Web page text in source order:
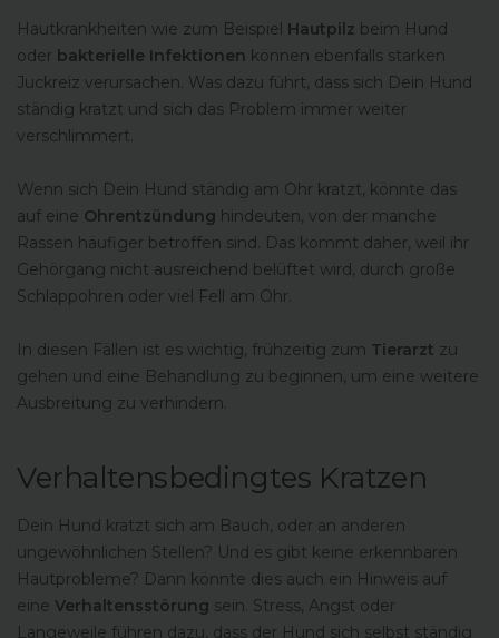
Hautkrankheiten wie zum Beispiel Hautpilz beim Hund
oder bakterielle Infektionen können ebenfalls starken
Juckreiz verursachen. Was dazu führt, dass sich Dein Hund
ständig kratzt und sich das Problem immer weiter
verschlimmert.
Wenn sich Dein Hund ständig am Ohr kratzt, könnte das
auf eine Ohrentzündung hindeuten, von der manche
Rassen häufiger betroffen sind. Das kommt daher, weil ihr
Gehörgang nicht ausreichend belüftet wird, durch große
Schlappohren oder viel Fell am Ohr.
In diesen Fällen ist es wichtig, frühzeitig zum Tierarzt zu
gehen und eine Behandlung zu beginnen, um eine weitere
Ausbreitung zu verhindern.
Verhaltensbedingtes Kratzen
Dein Hund kratzt sich am Bauch, oder an anderen
ungewöhnlichen Stellen? Und es gibt keine erkennbaren
Hautprobleme? Dann könnte dies auch ein Hinweis auf
eine Verhaltensstörung sein. Stress, Angst oder
Langeweile führen dazu, dass der Hund sich selbst ständig